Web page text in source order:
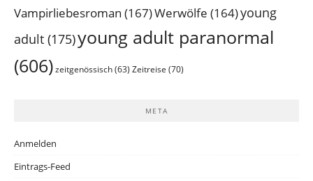
Vampirliebesroman (167)Werwölfe (164)young
adult (175)young adult paranormal
(606) zeitgenössisch (63) Zeitreise (70)
META
Anmelden
Eintrags-Feed